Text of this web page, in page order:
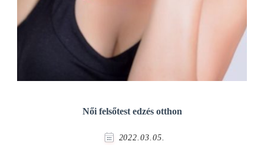
Női felsőtest edzés otthon
2022.03.05.